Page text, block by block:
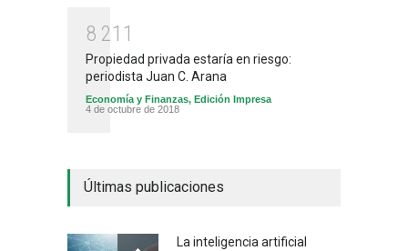
8 21 1
Propiedad privada estaría en riesgo:
periodista Juan C. Arana
Economía y Finanzas, Edición Impresa
4 de octubre de 2018
Últimas publicaciones
La inteligencia artificial